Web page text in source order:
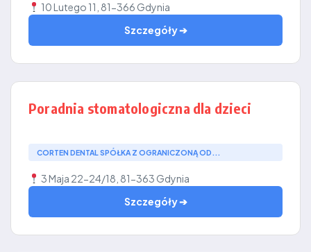
10 Lutego 11, 81-366 Gdynia
Szczegóły ➔
Poradnia stomatologiczna dla dzieci
CORTEN DENTAL SPÓŁKA Z OGRANICZONĄ OD...
3 Maja 22-24/18, 81-363 Gdynia
Szczegóły ➔